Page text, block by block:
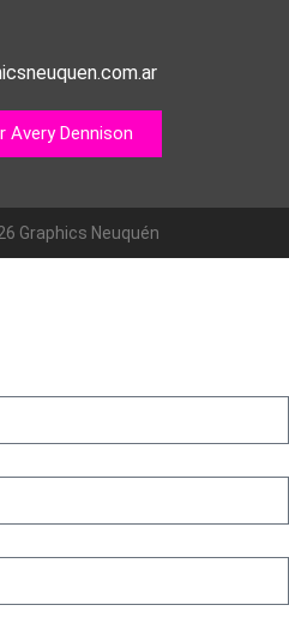
Avery Dennison
Graphics Neuquén